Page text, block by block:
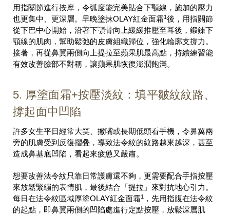
用指關節進行按摩，令弧度能完美貼合下顎線，施加的壓力
也更集中、更深層。早晚塗抹OLAY紅金面霜1後，用指關節
從下巴中心開始，沿著下顎骨向上緩緩推壓至耳後，鍛鍊下
顎線的肌肉，幫助鬆弛的皮膚組織歸位，強化輪廓支撐力。
接著，再從鼻翼兩側向上提拉至蘋果肌最高點，持續練習能
有效改善臉部不對稱，讓蘋果肌恢復澎潤飽滿。
5. 厚塗面霜+按壓淡紋：填平皺紋紋路、
撐起面中凹陷
許多女生平日經常大笑、撇嘴或長期低頭看手機，令鼻翼兩
旁的肌膚受到反復摺叠，導致法令紋的紋路越來越深，甚至
造成鼻基底凹陷，看起來疲憊又嚴肅。
想要改善法令紋只靠日常護膚還不夠，更需要配合手指按壓
來放鬆緊繃的表情肌，最後結合「提拉」來對抗地心引力。
每日在法令紋區域厚塗OLAY紅金面霜1
，先用指腹在法令紋
的起點，即鼻翼兩側的凹陷處進行定點按壓，放鬆深層肌